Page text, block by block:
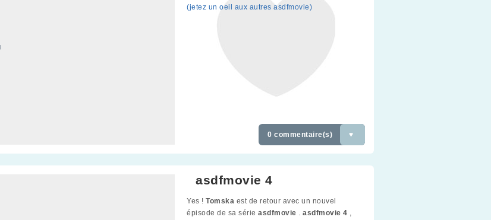
(jetez un oeil aux autres asdfmovie)
0 commentaire(s) ♥
asdfmovie 4
Yes ! Tomska est de retour avec un nouvel
épisode de sa série asdfmovie . asdfmovie 4 ,